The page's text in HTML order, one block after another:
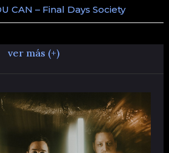
CAN – Final Days Society
ver más (+)